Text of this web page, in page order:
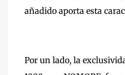
añadido aporta esta
Por un lado, la